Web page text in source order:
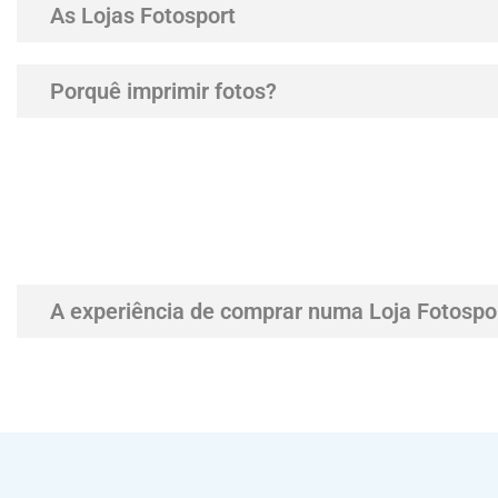
As Lojas Fotosport
Porquê imprimir fotos?
A experiência de comprar numa Loja